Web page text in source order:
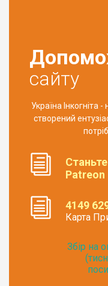
сайту
Україна Інкогніта
створений
Patreon
4149
Карта
Збір на